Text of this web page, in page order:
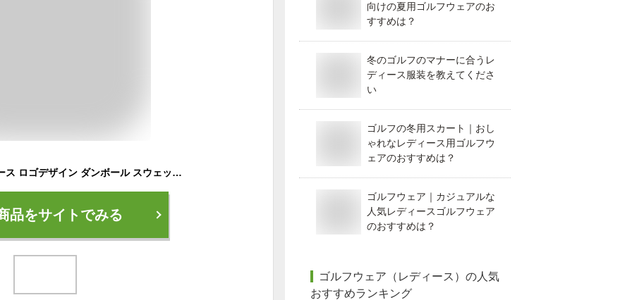
キャロウェイ レディース ロゴデザイン ダンボール スウェット 長袖 Vガゼット プルオーバー パーカー C24117203 ゴルフウェア [2024年春夏モデル 50％OFF] 特価 [有賀園ゴルフ]
品をサイトでみる
向けの夏用ゴルフウェアのお
すすめは？
冬のゴルフのマナーに合うレ
ディース服装を教えてくださ
い
ゴルフの冬用スカート｜おし
ゃれなレディース用ゴルフウ
ェアのおすすめは？
ゴルフウェア｜カジュアルな
人気レディースゴルフウェア
のおすすめは？
ゴルフウェア（レディース） の人気
おすすめランキング